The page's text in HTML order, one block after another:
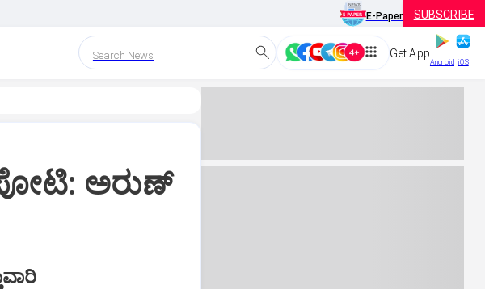
E-Paper SUBSCRIBE
Search News Get App
Android iOS
ಅರುಣ್‌